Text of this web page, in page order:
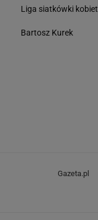
Liga siatkówki kobiet
Bartosz Kurek
Gazeta.pl